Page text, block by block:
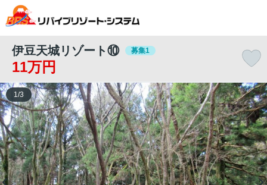
伊豆天城リゾート⑩ 募集1
11万円
1 /3